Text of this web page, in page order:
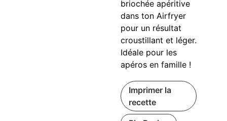
briochée apéritive
dans ton Airfryer
pour un résultat
croustillant et léger.
Idéale pour les
apéros en famille !
Imprimer la
recette